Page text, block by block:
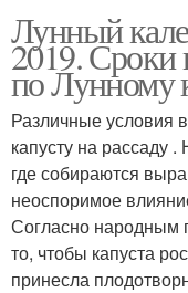
Квашеная
Капусты в мае
Лунный
2019. Сроки
по Лунному
Различные условия
капусту на рассаду
где собираются
неоспоримое
Согласно народным
то, чтобы капуста
принесла